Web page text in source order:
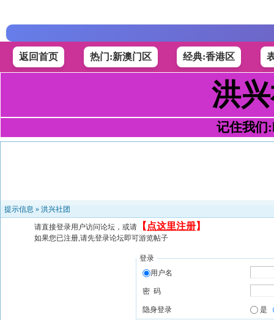
返回首页 热门:新澳门区 经典:香港区
洪
记住我们
提示信息 » 洪兴社团
请直接登录用户访问论坛，或请 【 点这里注册】
如果您已注册,请先登录论坛即可游览帖子
登录
用户名
密 码
隐身登录 是